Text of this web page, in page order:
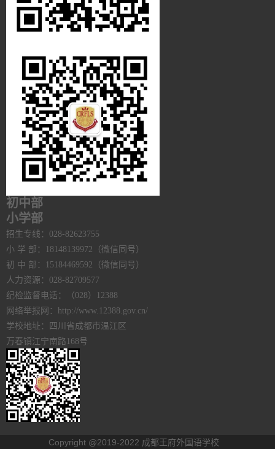
初中部
小学部
招生专线：028-82623755
小 学 部：18148139972（微信同号）
初 中 部：15184469592（微信同号）
人力资源：028-82709577
纪检监督电话：（028）12388
网络举报网：http://www.12388.gov.cn/
学校地址：四川省成都市温江区
万春镇江宁南路168号
Copyright @2019-2022 成都王府外国语学校